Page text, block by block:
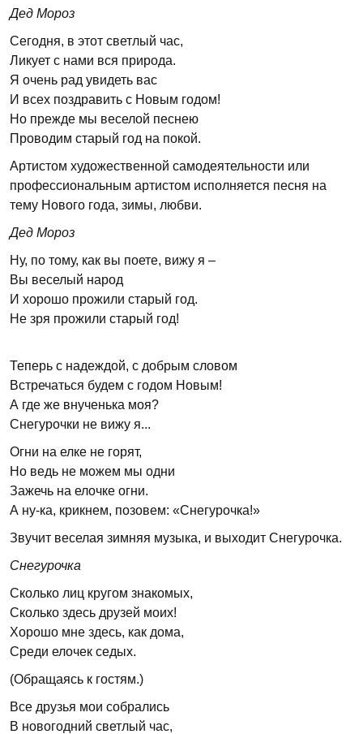
Дед Мороз
Сегодня, в этот светлый час,
Ликует с нами вся природа.
Я очень рад увидеть вас
И всех поздравить с Новым годом!
Но прежде мы веселой песнею
Проводим старый год на покой.
Артистом художественной самодеятельности или
профессиональным артистом исполняется песня на
тему Нового года, зимы, любви.
Дед Мороз
Ну, по тому, как вы поете, вижу я –
Вы веселый народ
И хорошо прожили старый год.
Не зря прожили старый год!
Теперь с надеждой, с добрым словом
Встречаться будем с годом Новым!
А где же внученька моя?
Снегурочки не вижу я...
Огни на елке не горят,
Но ведь не можем мы одни
Зажечь на елочке огни.
А ну-ка, крикнем, позовем: «Снегурочка!»
Звучит веселая зимняя музыка, и выходит Снегурочка.
Снегурочка
Сколько лиц кругом знакомых,
Сколько здесь друзей моих!
Хорошо мне здесь, как дома,
Среди елочек седых.
(Обращаясь к гостям.)
Все друзья мои собрались
В новогодний светлый час,